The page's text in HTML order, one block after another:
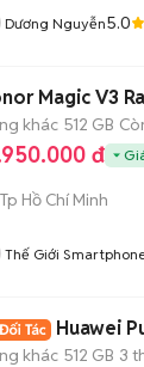
Dương Nguyễn5.0
Magic V3
khác 512 GB
đ
Tp Hồ Chí Minh
Thế Giới
Huawei
khác 512 GB 3